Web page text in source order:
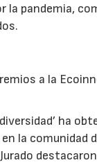
pandemia,
a la
ha
la comunidad